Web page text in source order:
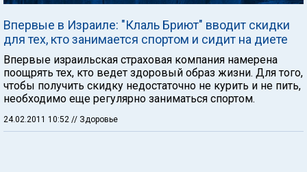
Впервые в Израиле: "Клаль Бриют" вводит скидки
для тех, кто занимается спортом и сидит на диете
Впервые израильская страховая компания намерена
поощрять тех, кто ведет здоровый образ жизни. Для того,
чтобы получить скидку недостаточно не курить и не пить,
необходимо еще регулярно заниматься спортом.
24.02.2011 10:52 // Здоровье